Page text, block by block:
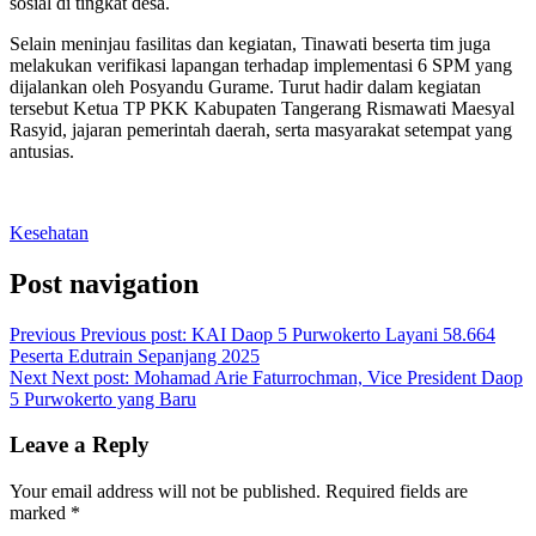
Selain meninjau fasilitas dan kegiatan, Tinawati beserta tim juga
melakukan verifikasi lapangan terhadap implementasi 6 SPM yang
dijalankan oleh Posyandu Gurame. Turut hadir dalam kegiatan
tersebut Ketua TP PKK Kabupaten Tangerang Rismawati Maesyal
Rasyid, jajaran pemerintah daerah, serta masyarakat setempat yang
antusias.
Kesehatan
Post navigation
Previous Previous post: KAI Daop 5 Purwokerto Layani 58.664
Peserta Edutrain Sepanjang 2025
Next Next post: Mohamad Arie Faturrochman, Vice President Daop
5 Purwokerto yang Baru
Leave a Reply
Your email address will not be published. Required fields are
marked *